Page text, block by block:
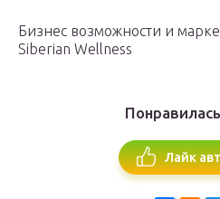
Бизнес возможности и
Siberian Wellness
Лайк